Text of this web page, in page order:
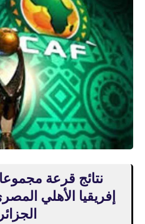
نتائج قرعة
إفريقيا الأهلي